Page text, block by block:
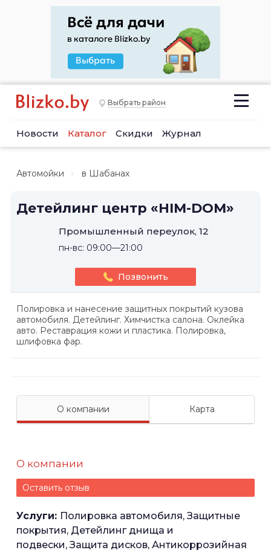
Выбрать район
Новости Каталог Скидки Журнал
Автомойки в Шабанах
Детейлинг центр «HIM-DOM»
Промышленный переулок, 12
пн-вс: 09:00—21:00
Позвонить
Полировка и нанесение защитных покрытий кузова
автомобиля. Детейлинг. Химчистка салона. Оклейка
авто. Реставрация кожи и пластика. Полировка,
шлифовка фар.
О компании Карта
О компании
Оставить отзыв
Услуги: Полировка автомобиля, Защитные
покрытия, Детейлинг днища и
подвески, Защита дисков, Антикоррозийная